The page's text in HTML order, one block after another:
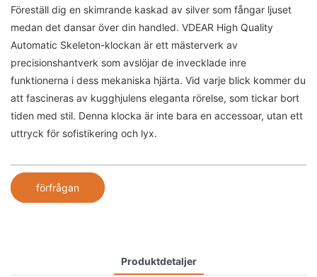
Föreställ dig en skimrande kaskad av silver som fångar ljuset
medan det dansar över din handled. VDEAR High Quality
Automatic Skeleton-klockan är ett mästerverk av
precisionshantverk som avslöjar de invecklade inre
funktionerna i dess mekaniska hjärta. Vid varje blick kommer du
att fascineras av kugghjulens eleganta rörelse, som tickar bort
tiden med stil. Denna klocka är inte bara en accessoar, utan ett
uttryck för sofistikering och lyx.
förfrågan
Produktdetaljer